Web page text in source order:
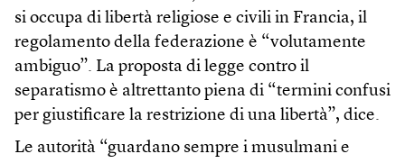
si occupa di libertà religiose e civili in Francia, il
regolamento della federazione è “volutamente
ambiguo”. La proposta di legge contro il
separatismo è altrettanto piena di “termini confusi
per giustificare la restrizione di una libertà”, dice.
Le autorità “guardano sempre i musulmani e